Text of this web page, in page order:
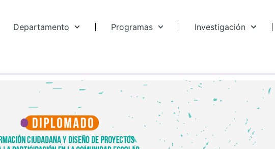
Departamento Programas Investigación